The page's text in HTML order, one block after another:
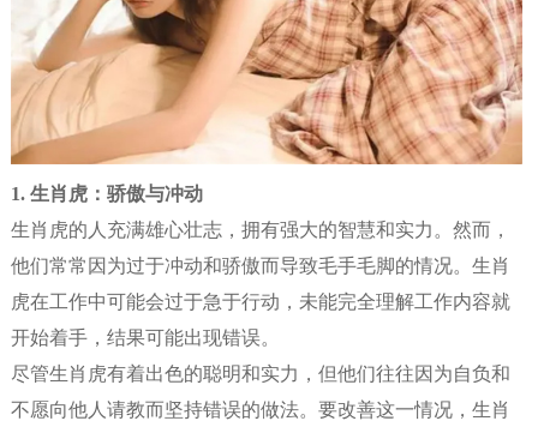
1. 生肖虎：骄傲与冲动
生肖虎的人充满雄心壮志，拥有强大的智慧和实力。然而，
他们常常因为过于冲动和骄傲而导致毛手毛脚的情况。生肖
虎在工作中可能会过于急于行动，未能完全理解工作内容就
开始着手，结果可能出现错误。
尽管生肖虎有着出色的聪明和实力，但他们往往因为自负和
不愿向他人请教而坚持错误的做法。要改善这一情况，生肖